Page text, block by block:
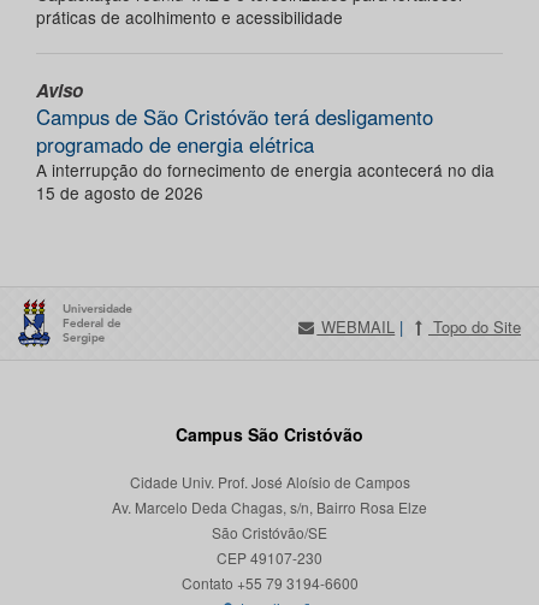
práticas de acolhimento e acessibilidade
Aviso
Campus de São Cristóvão terá desligamento
programado de energia elétrica
A interrupção do fornecimento de energia acontecerá no dia
15 de agosto de 2026
WEBMAIL | Topo do Site
Campus São Cristóvão
Cidade Univ. Prof. José Aloísio de Campos
Av. Marcelo Deda Chagas, s/n, Bairro Rosa Elze
São Cristóvão/SE
CEP 49107-230